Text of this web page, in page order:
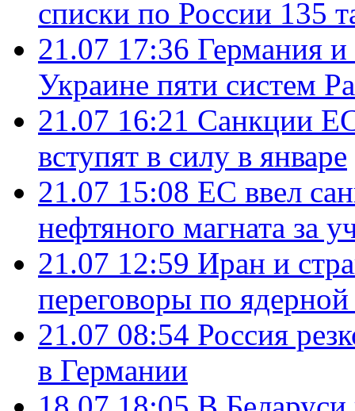
списки по России 135
21.07 17:36 Германия
Украине пяти систем
21.07 16:21 Санкции
вступят в силу в январе
21.07 15:08 ЕС ввел
нефтяного магната за
21.07 12:59 Иран и
переговоры по
21.07 08:54 Россия
в Германии